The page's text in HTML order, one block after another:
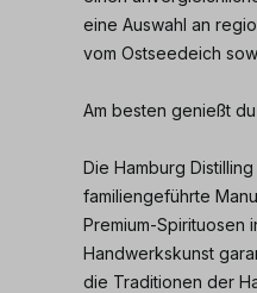
eine Auswahl an
vom Ostseedeich
Am besten genießt
Die Hamburg
familiengeführte
Premium-Spirituosen
Handwerkskunst
die Traditionen der